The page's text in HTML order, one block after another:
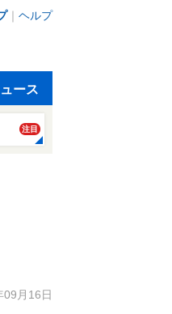
｜ ヘルプ
ース
注目
09月16日